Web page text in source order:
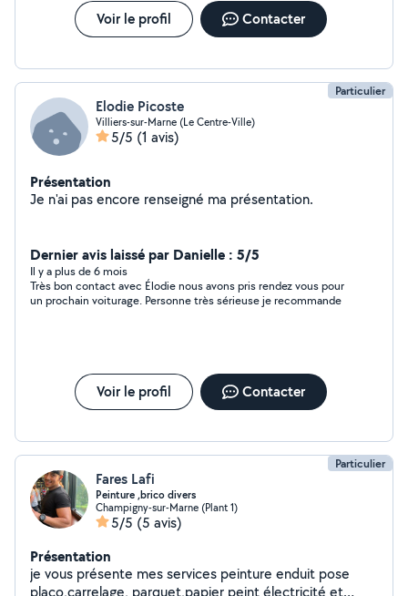
Voir le profil Contacter
Particulier
Elodie Picoste
Villiers-sur-Marne (Le Centre-Ville)
5/5 (1 avis)
Présentation
Je n'ai pas encore renseigné ma présentation.
Dernier avis laissé par Danielle : 5/5
Il y a plus de 6 mois
Très bon contact avec Élodie nous avons pris rendez vous pour
un prochain voiturage. Personne très sérieuse je recommande
Voir le profil Contacter
Particulier
Fares Lafi
Peinture ,brico divers
Champigny-sur-Marne (Plant 1)
5/5 (5 avis)
Présentation
je vous présente mes services peinture enduit pose
placo,carrelage, parquet,papier peint électricité et